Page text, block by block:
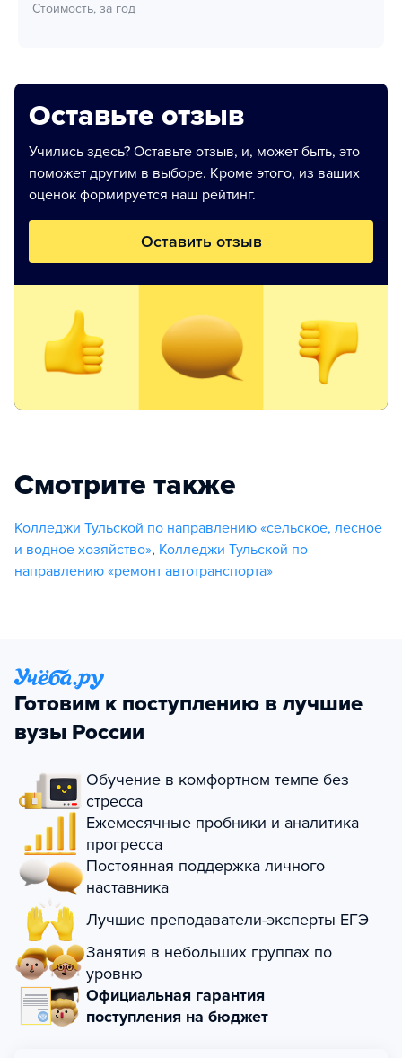
Стоимость, за год
Оставьте отзыв
Учились здесь? Оставьте отзыв, и, может быть, это
поможет другим в выборе. Кроме этого, из ваших
оценок формируется наш рейтинг.
Оставить отзыв
Смотрите также
Колледжи Тульской по направлению «сельское, лесное
и водное хозяйство», Колледжи Тульской по
направлению «ремонт автотранспорта»
Готовим к поступлению в лучшие
вузы России
Обучение в комфортном темпе без
стресса
Ежемесячные пробники и аналитика
прогресса
Постоянная поддержка личного
наставника
Лучшие преподаватели-эксперты ЕГЭ
Занятия в небольших группах по
уровню
Официальная гарантия
поступления на бюджет